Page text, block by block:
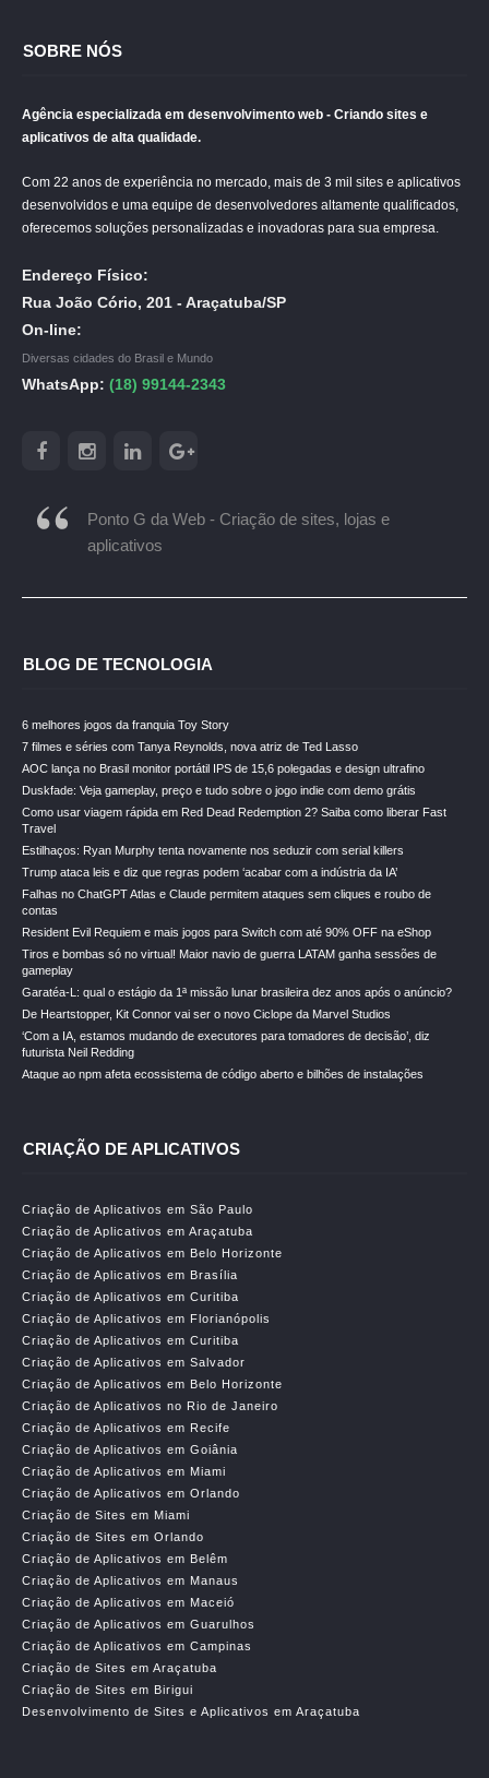
SOBRE NÓS
Agência especializada em desenvolvimento web - Criando sites e
aplicativos de alta qualidade.
Com 22 anos de experiência no mercado, mais de 3 mil sites e aplicativos
desenvolvidos e uma equipe de desenvolvedores altamente qualificados,
oferecemos soluções personalizadas e inovadoras para sua empresa.
Endereço Físico:
Rua João Cório, 201 - Araçatuba/SP
On-line:
Diversas cidades do Brasil e Mundo
WhatsApp: (18) 99144-2343
Ponto G da Web - Criação de sites, lojas e
aplicativos
BLOG DE TECNOLOGIA
6 melhores jogos da franquia Toy Story
7 filmes e séries com Tanya Reynolds, nova atriz de Ted Lasso
AOC lança no Brasil monitor portátil IPS de 15,6 polegadas e design ultrafino
Duskfade: Veja gameplay, preço e tudo sobre o jogo indie com demo grátis
Como usar viagem rápida em Red Dead Redemption 2? Saiba como liberar Fast
Travel
Estilhaços: Ryan Murphy tenta novamente nos seduzir com serial killers
Trump ataca leis e diz que regras podem ‘acabar com a indústria da IA’
Falhas no ChatGPT Atlas e Claude permitem ataques sem cliques e roubo de
contas
Resident Evil Requiem e mais jogos para Switch com até 90% OFF na eShop
Tiros e bombas só no virtual! Maior navio de guerra LATAM ganha sessões de
gameplay
Garatéa-L: qual o estágio da 1ª missão lunar brasileira dez anos após o anúncio?
De Heartstopper, Kit Connor vai ser o novo Ciclope da Marvel Studios
‘Com a IA, estamos mudando de executores para tomadores de decisão’, diz
futurista Neil Redding
Ataque ao npm afeta ecossistema de código aberto e bilhões de instalações
CRIAÇÃO DE APLICATIVOS
Criação de Aplicativos em São Paulo
Criação de Aplicativos em Araçatuba
Criação de Aplicativos em Belo Horizonte
Criação de Aplicativos em Brasília
Criação de Aplicativos em Curitiba
Criação de Aplicativos em Florianópolis
Criação de Aplicativos em Curitiba
Criação de Aplicativos em Salvador
Criação de Aplicativos em Belo Horizonte
Criação de Aplicativos no Rio de Janeiro
Criação de Aplicativos em Recife
Criação de Aplicativos em Goiânia
Criação de Aplicativos em Miami
Criação de Aplicativos em Orlando
Criação de Sites em Miami
Criação de Sites em Orlando
Criação de Aplicativos em Belêm
Criação de Aplicativos em Manaus
Criação de Aplicativos em Maceió
Criação de Aplicativos em Guarulhos
Criação de Aplicativos em Campinas
Criação de Sites em Araçatuba
Criação de Sites em Birigui
Desenvolvimento de Sites e Aplicativos em Araçatuba